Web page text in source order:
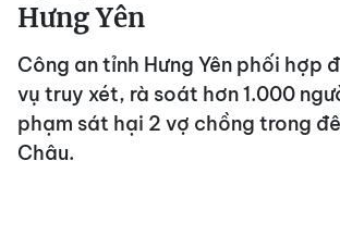
Hưng Yên
Công an tỉnh Hưng Yên phối hợp
vụ truy xét, rà soát hơn 1.000
phạm sát hại 2 vợ chồng trong
Châu.